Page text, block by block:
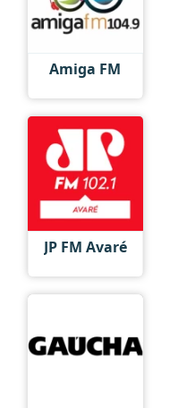
Amiga FM
JP FM Avaré